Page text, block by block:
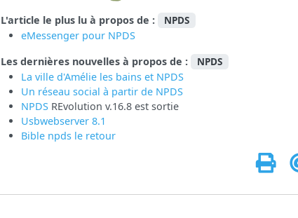
L'article le plus lu à propos de : NPDS
eMessenger pour NPDS
Les dernières nouvelles à propos de :
NPDS
La ville d'Amélie les bains et NPDS
Un réseau social à partir de NPDS
NPDS REvolution v.16.8 est sortie
Usbwebserver 8.1
Bible npds le retour